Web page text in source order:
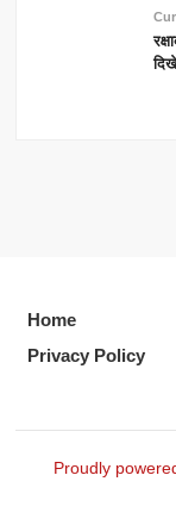
Home
Privacy Policy
Proudly